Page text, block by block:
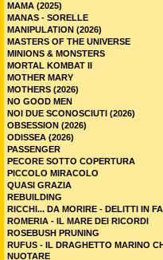
MAMA (2025)
MANAS - SORELLE
MANIPULATION (2026)
MASTERS OF THE UNIVERSE
MINIONS & MONSTERS
MORTAL KOMBAT II
MOTHER MARY
MOTHERS (2026)
NO GOOD MEN
NOI DUE SCONOSCIUTI (2026)
OBSESSION (2026)
ODISSEA (2026)
PASSENGER
PECORE SOTTO COPERTURA
PICCOLO MIRACOLO
QUASI GRAZIA
REBUILDING
RICCHI... DA MORIRE - DELITTI IN
ROMERIA - IL MARE DEI RICORDI
ROSEBUSH PRUNING
RUFUS - IL DRAGHETTO MARINO
NUOTARE